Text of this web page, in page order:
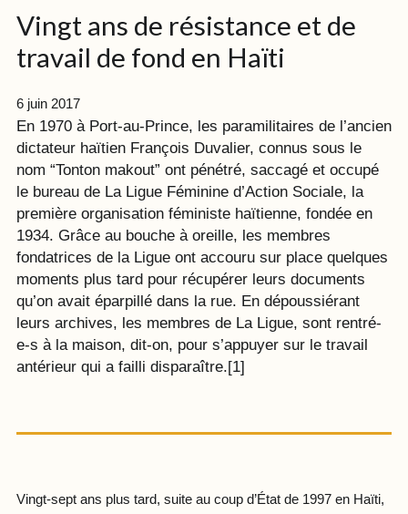
Vingt ans de résistance et de
travail de fond en Haïti
6 juin 2017
En 1970 à Port-au-Prince, les paramilitaires de l’ancien
dictateur haïtien François Duvalier, connus sous le
nom “Tonton makout” ont pénétré, saccagé et occupé
le bureau de La Ligue Féminine d’Action Sociale, la
première organisation féministe haïtienne, fondée en
1934. Grâce au bouche à oreille, les membres
fondatrices de la Ligue ont accouru sur place quelques
moments plus tard pour récupérer leurs documents
qu’on avait éparpillé dans la rue. En dépoussiérant
leurs archives, les membres de La Ligue, sont rentré-
e-s à la maison, dit-on, pour s’appuyer sur le travail
antérieur qui a failli disparaître.[1]
Vingt-sept ans plus tard, suite au coup d’État de 1997 en Haïti,